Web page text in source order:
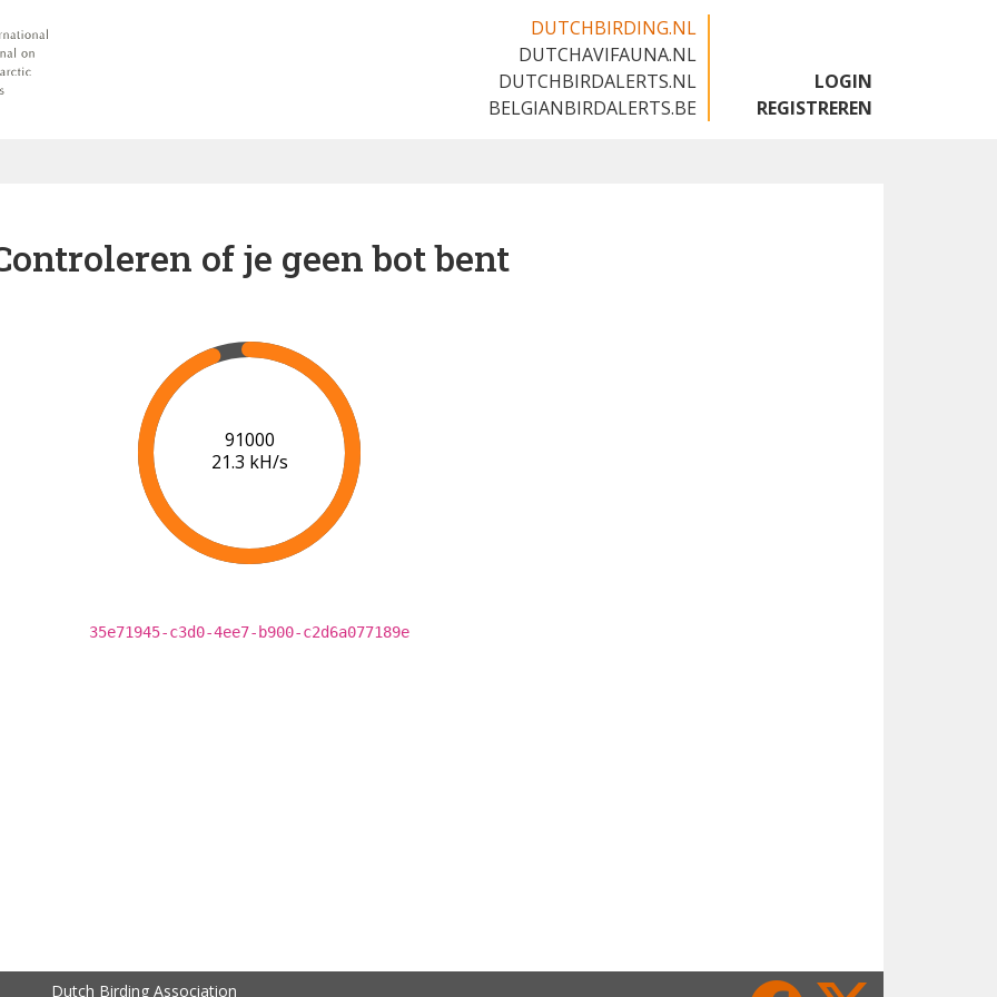
DUTCHBIRDING.NL
DUTCHAVIFAUNA.NL
DUTCHBIRDALERTS.NL
BELGIANBIRDALERTS.BE
LOGIN
REGISTREREN
of je geen bot bent
91000
21.3 kH/s
35e71945-c3d0-4ee7-b900-c2d6a077189e
Dutch Birding Association